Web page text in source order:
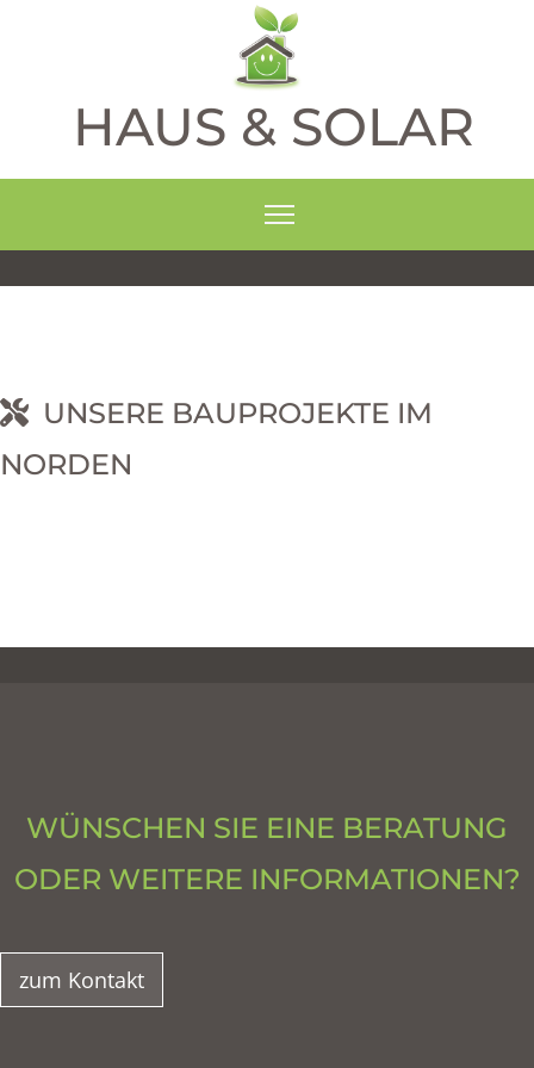
HAUS & SOLAR
UNSERE BAUPROJEKTE IM
NORDEN
WÜNSCHEN SIE EINE BERATUNG
ODER WEITERE INFORMATIONEN?
zum Kontakt